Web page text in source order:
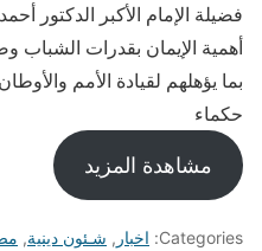
فضيلة الإمام الأكبر الدكتور
أهمية الإيمان بقدرات الشباب
بما يؤهلهم لقيادة الأمم
حكماء
مشاهدة المزيد
Categories: اخبار , شـئون دينية,